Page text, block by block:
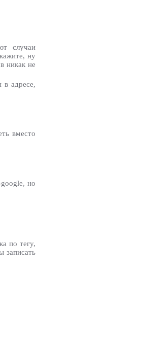
случаи
ну
никак не
в адресе,
вместо
google, но
по тегу,
записать